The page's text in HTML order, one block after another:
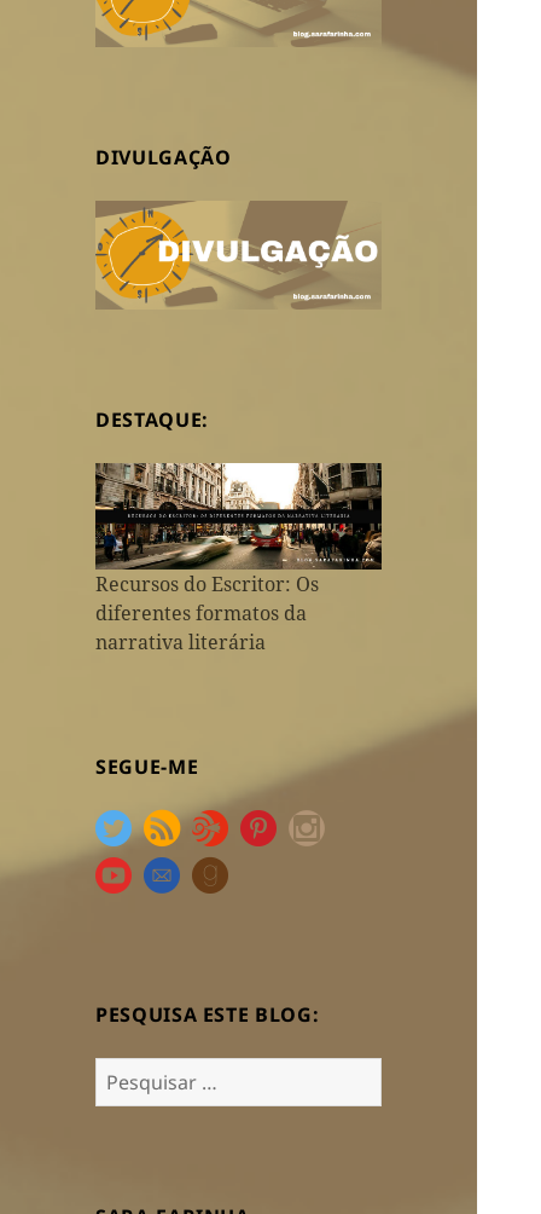
DIVULGAÇÃO
DESTAQUE:
Recursos do Escritor: Os
diferentes formatos da
narrativa literária
SEGUE-ME
PESQUISA ESTE BLOG:
Pesquisar
por: